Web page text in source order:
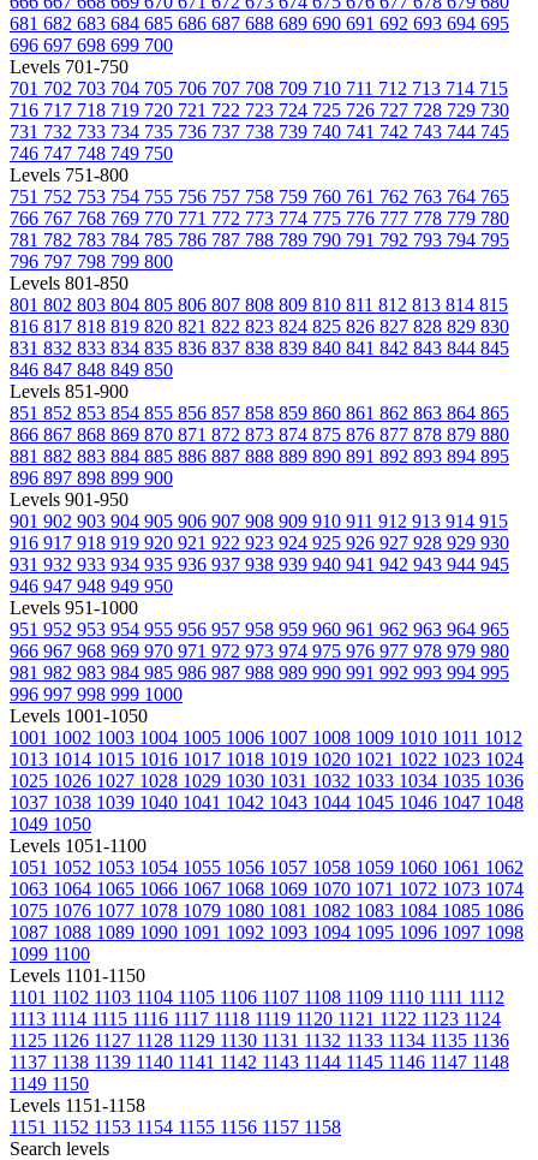
681 682 683 684 685 686 687 688 689 690 691 692 693 694 695
696 697 698 699 700
Levels 701-750
701 702 703 704 705 706 707 708 709 710 711 712 713 714 715
716 717 718 719 720 721 722 723 724 725 726 727 728 729 730
731 732 733 734 735 736 737 738 739 740 741 742 743 744 745
746 747 748 749 750
Levels 751-800
751 752 753 754 755 756 757 758 759 760 761 762 763 764 765
766 767 768 769 770 771 772 773 774 775 776 777 778 779 780
781 782 783 784 785 786 787 788 789 790 791 792 793 794 795
796 797 798 799 800
Levels 801-850
801 802 803 804 805 806 807 808 809 810 811 812 813 814 815
816 817 818 819 820 821 822 823 824 825 826 827 828 829 830
831 832 833 834 835 836 837 838 839 840 841 842 843 844 845
846 847 848 849 850
Levels 851-900
851 852 853 854 855 856 857 858 859 860 861 862 863 864 865
866 867 868 869 870 871 872 873 874 875 876 877 878 879 880
881 882 883 884 885 886 887 888 889 890 891 892 893 894 895
896 897 898 899 900
Levels 901-950
901 902 903 904 905 906 907 908 909 910 911 912 913 914 915
916 917 918 919 920 921 922 923 924 925 926 927 928 929 930
931 932 933 934 935 936 937 938 939 940 941 942 943 944 945
946 947 948 949 950
Levels 951-1000
951 952 953 954 955 956 957 958 959 960 961 962 963 964 965
966 967 968 969 970 971 972 973 974 975 976 977 978 979 980
981 982 983 984 985 986 987 988 989 990 991 992 993 994 995
996 997 998 999 1000
Levels 1001-1050
1001 1002 1003 1004 1005 1006 1007 1008 1009 1010 1011 1012
1013 1014 1015 1016 1017 1018 1019 1020 1021 1022 1023 1024
1025 1026 1027 1028 1029 1030 1031 1032 1033 1034 1035 1036
1037 1038 1039 1040 1041 1042 1043 1044 1045 1046 1047 1048
1049 1050
Levels 1051-1100
1051 1052 1053 1054 1055 1056 1057 1058 1059 1060 1061 1062
1063 1064 1065 1066 1067 1068 1069 1070 1071 1072 1073 1074
1075 1076 1077 1078 1079 1080 1081 1082 1083 1084 1085 1086
1087 1088 1089 1090 1091 1092 1093 1094 1095 1096 1097 1098
1099 1100
Levels 1101-1150
1101 1102 1103 1104 1105 1106 1107 1108 1109 1110 1111 1112
1113 1114 1115 1116 1117 1118 1119 1120 1121 1122 1123 1124
1125 1126 1127 1128 1129 1130 1131 1132 1133 1134 1135 1136
1137 1138 1139 1140 1141 1142 1143 1144 1145 1146 1147 1148
1149 1150
Levels 1151-1158
1151 1152 1153 1154 1155 1156 1157 1158
Search levels